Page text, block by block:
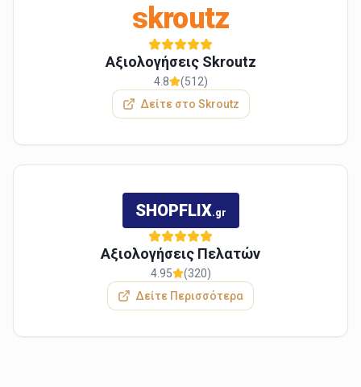
skroutz
Αξιολογήσεις Skroutz
4.8
(512)
Δείτε στο Skroutz
SHOPFLIX.gr
Αξιολογήσεις Πελατών
4.95
(320)
Δείτε Περισσότερα